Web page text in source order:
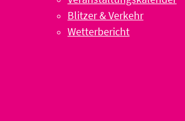
Blitzer & Verkehr
Wetterbericht